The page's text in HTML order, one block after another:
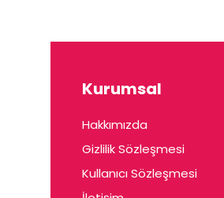
Kurumsal
Hakkımızda
Gizlilik Sözleşmesi
Kullanıcı Sözleşmesi